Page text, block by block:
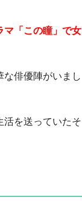
マ「この瞳」で女
俳優陣がいまし
活を送っていたそ